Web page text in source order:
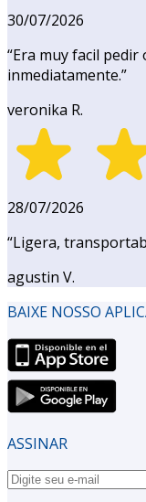
30/07/2026
“Era muy facil pedir
inmediatamente.”
veronika R.
28/07/2026
“Ligera,
agustin V.
BAIXE NOSSO
ASSINAR